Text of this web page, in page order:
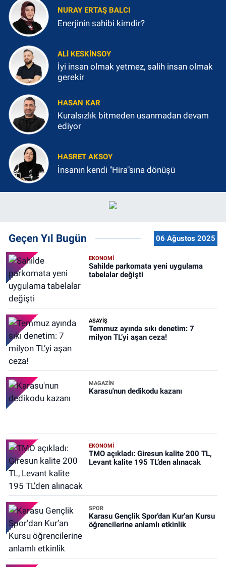
NURAY ERTAŞ BALCI
Enerjinin sahibi kimdir?
ALI KESKINSOY
İyi insan olmak yetmez, salih insan olmak
gerekir
HASAN KAR
Kuralsızlık bitmeden usanmadan devam
ediyor
HASRET AKSOY
İnsanın kendi "Hira"sına dönüşü
Geçen Yıl Bugün 06 Ağustos 2025
EKONOMİ
Sahilde parkomata yeni uygulama
tabelalar değişti
ASAYİŞ
Temmuz ayında sıkı denetim: 7
milyon TL’yi aşan ceza!
MAGAZİN
Karasu'nun dedikodu kazanı
EKONOMİ
TMO açıkladı: Giresun kalite 200 TL,
Levant kalite 195 TL’den alınacak
SPOR
Karasu Gençlik Spor’dan Kur’an Kursu
öğrencilerine anlamlı etkinlik